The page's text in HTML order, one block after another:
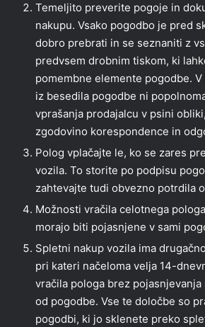
Temeljito preverite pogoje in
nakupu. Vsako pogodbo je pred
dobro prebrati in se seznaniti z
predvsem drobnim tiskom, ki
pomembne elemente pogodbe.
iz besedila pogodbe ni
vprašanja prodajalcu v psini
zgodovino korespondence in
Polog vplačajte le, ko se zares
vozila. To storite po podpisu
zahtevajte tudi obvezno potrdila
Možnosti vračila celotnega
morajo biti pojasnjene v sami
Spletni nakup vozila ima
pri kateri načeloma velja 14-
vračila pologa brez
od pogodbe. Vse te določbe so
pogodbi, ki jo sklenete preko